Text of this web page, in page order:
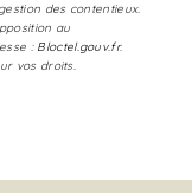
des contentieux.
au
: Bloctel.gouv.fr.
vos droits.